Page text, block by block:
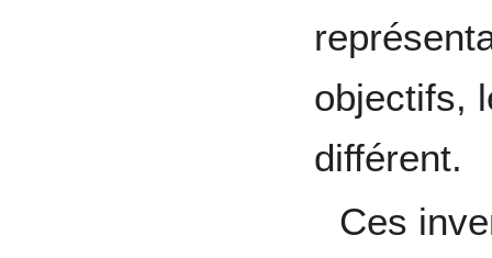
objectifs,
différent.
Ces